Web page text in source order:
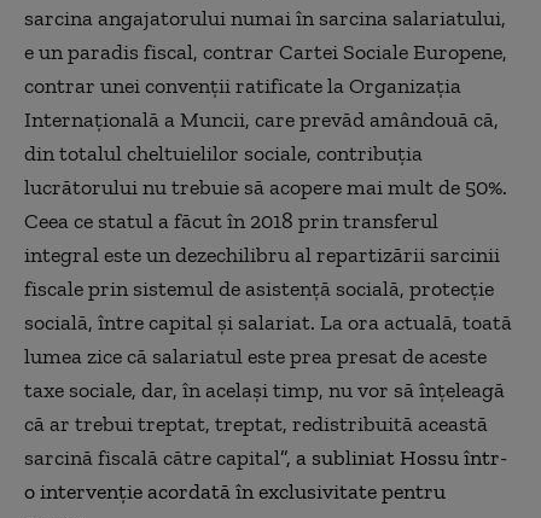
sarcina angajatorului numai în sarcina salariatului,
e un paradis fiscal, contrar Cartei Sociale Europene,
contrar unei convenții ratificate la Organizația
Internațională a Muncii, care prevăd amândouă că,
din totalul cheltuielilor sociale, contribuția
lucrătorului nu trebuie să acopere mai mult de 50%.
Ceea ce statul a făcut în 2018 prin transferul
integral este un dezechilibru al repartizării sarcinii
fiscale prin sistemul de asistență socială, protecție
socială, între capital și salariat. La ora actuală, toată
lumea zice că salariatul este prea presat de aceste
taxe sociale, dar, în același timp, nu vor să înțeleagă
că ar trebui treptat, treptat, redistribuită această
sarcină fiscală către capital”, a subliniat Hossu într-
o intervenție acordată în exclusivitate pentru